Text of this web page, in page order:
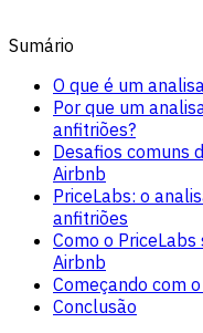
Sumário
O que é um
Por que um
anfitriões?
Desafios comuns
Airbnb
PriceLabs: o
anfitriões
Como o
Airbnb
Começando com
Conclusão